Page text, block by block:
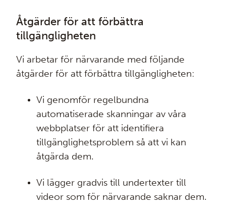
Åtgärder för att förbättra
tillgängligheten
Vi arbetar för närvarande med följande
åtgärder för att förbättra tillgängligheten:
Vi genomför regelbundna
automatiserade skanningar av våra
webbplatser för att identifiera
tillgänglighetsproblem så att vi kan
åtgärda dem.
Vi lägger gradvis till undertexter till
videor som för närvarande saknar dem.